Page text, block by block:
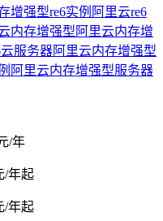
增强型re6实例 阿里云re6
内存增强型 阿里云内存增
服务器阿里云内存增强型
阿里云内存增强型服务器
/年
/年起
/年起